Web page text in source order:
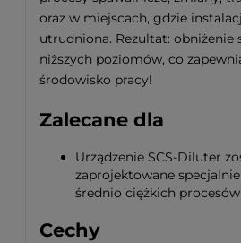
oraz w miejscach, gdzie
utrudniona. Rezultat: obniżenie
niższych poziomów, co
środowisko pracy!
Zalecane dla
Urządzenie SCS-Diluter
zaprojektowane
średnio ciężkich
Cechy